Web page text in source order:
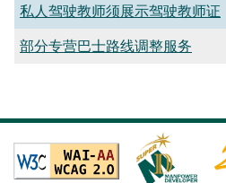
私人驾驶教师须展示驾驶教师证
部分专营巴士路线调整服务